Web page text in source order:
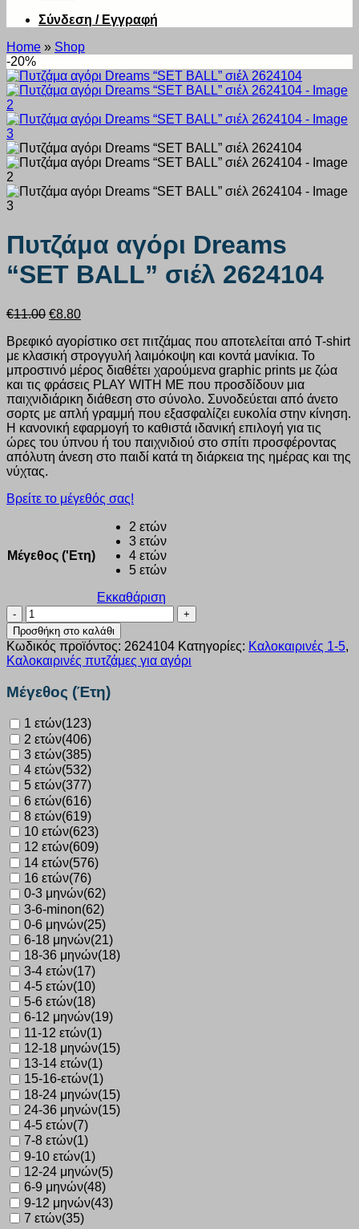
Σύνδεση / Εγγραφή
Home » Shop
-20%
Πυτζάμα αγόρι Dreams
“SET BALL” σιέλ 2624104
€11.00 Original
was:
€11.00.
€8.80Η
τιμή
είναι:
€8.80.
Βρεφικό αγορίστικο σετ πιτζάμας που αποτελείται από T-shirt
με κλασική στρογγυλή λαιμόκοψη και κοντά μανίκια. Το
μπροστινό μέρος διαθέτει χαρούμενα graphic prints με ζώα
και τις φράσεις PLAY WITH ME που προσδίδουν μια
παιχνιδιάρικη διάθεση στο σύνολο. Συνοδεύεται από άνετο
σορτς με απλή γραμμή που εξασφαλίζει ευκολία στην κίνηση.
Η κανονική εφαρμογή το καθιστά ιδανική επιλογή για τις
ώρες του ύπνου ή του παιχνιδιού στο σπίτι προσφέροντας
απόλυτη άνεση στο παιδί κατά τη διάρκεια της ημέρας και της
νύχτας.
Βρείτε το μέγεθός σας!
Μέγεθος ('Ετη)
2 ετών
3 ετών
4 ετών
5 ετών
Εκκαθάριση
Πυτζάμα
αγόρι
Dreams
“SET
BALL”
σιέλ
2624104
Προσθήκη στο καλάθι
Κωδικός προϊόντος: 2624104 Κατηγορίες: Καλοκαιρινές 1-5,
Καλοκαιρινές πυτζάμες για αγόρι
Μέγεθος (Έτη)
1 ετών(123)
2 ετών(406)
3 ετών(385)
4 ετών(532)
5 ετών(377)
6 ετών(616)
8 ετών(619)
10 ετών(623)
12 ετών(609)
14 ετών(576)
16 ετών(76)
0-3 μηνών(62)
3-6-minon(62)
0-6 μηνών(25)
6-18 μηνών(21)
18-36 μηνών(18)
3-4 ετών(17)
4-5 ετών(10)
5-6 ετών(18)
6-12 μηνών(19)
11-12 ετών(1)
12-18 μηνών(15)
13-14 ετών(1)
15-16-ετών(1)
18-24 μηνών(15)
24-36 μηνών(15)
4-5 ετών(7)
7-8 ετών(1)
9-10 ετών(1)
12-24 μηνών(5)
6-9 μηνών(48)
9-12 μηνών(43)
7 ετών(35)